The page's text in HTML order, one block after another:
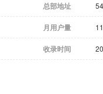
总部地址
月用户量
收录时间